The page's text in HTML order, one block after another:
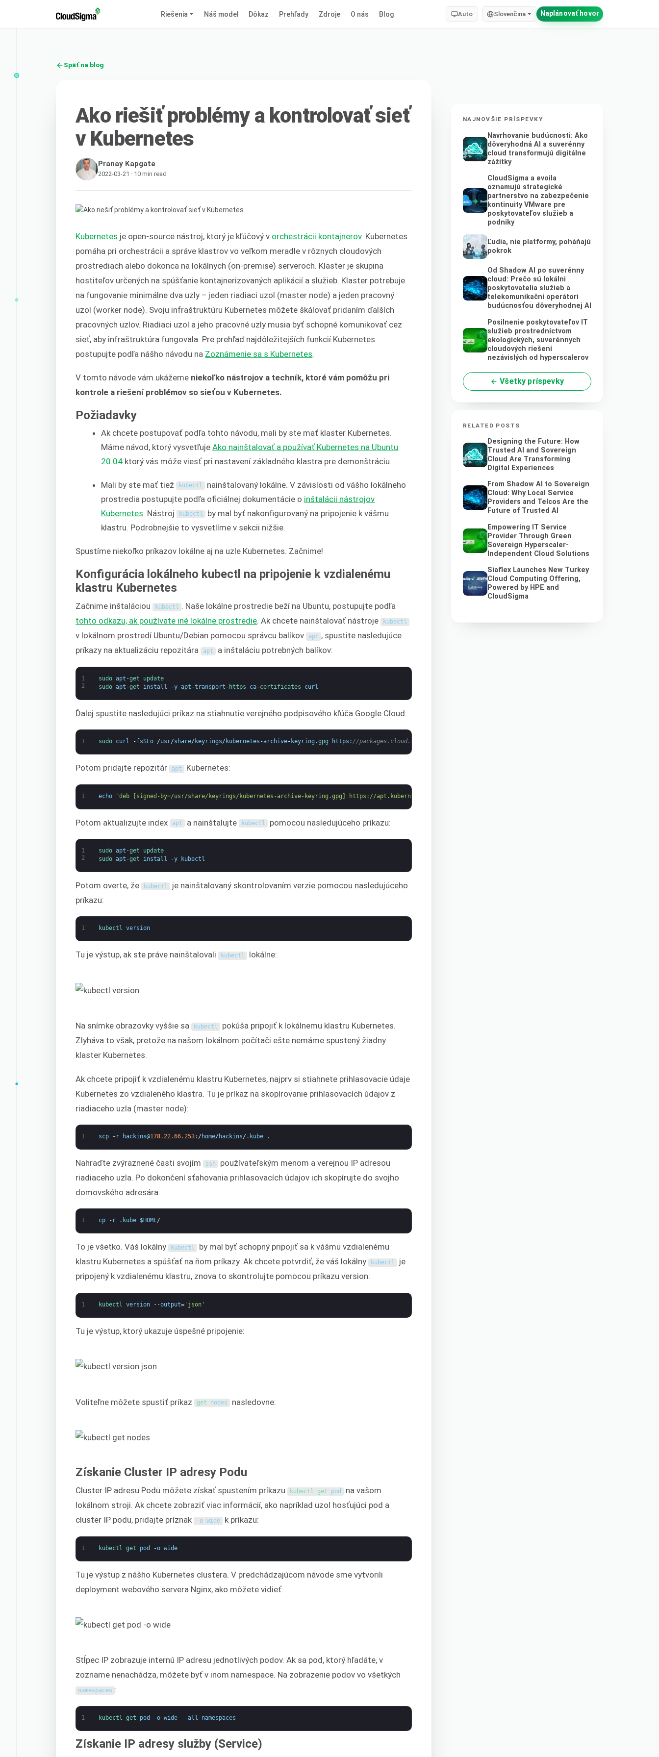
Riešenia Náš model Dôkaz Prehľady Zdroje O nás Blog Auto Slovenčina Naplánovať hovor
Späť na blog
Ako riešiť problémy a kontrolovať sieť
v Kubernetes
Pranay Kapgate
2022-03-21 · 10 min read
Kubernetes je open-source nástroj, ktorý je kľúčový v orchestrácii kontajnerov. Kubernetes
pomáha pri orchestrácii a správe klastrov vo veľkom meradle v rôznych cloudových
prostrediach alebo dokonca na lokálnych (on-premise) serveroch. Klaster je skupina
hostiteľov určených na spúšťanie kontajnerizovaných aplikácií a služieb. Klaster potrebuje
na fungovanie minimálne dva uzly – jeden riadiaci uzol (master node) a jeden pracovný
uzol (worker node). Svoju infraštruktúru Kubernetes môžete škálovať pridaním ďalších
pracovných uzlov. Riadiaci uzol a jeho pracovné uzly musia byť schopné komunikovať cez
sieť, aby infraštruktúra fungovala. Pre prehľad najdôležitejších funkcií Kubernetes
postupujte podľa nášho návodu na Zoznámenie sa s Kubernetes
V tomto návode vám ukážeme niekoľko nástrojov a techník, ktoré vám pomôžu pri
kontrole a riešení problémov so sieťou v Kubernetes.
Požiadavky
Ak chcete postupovať podľa tohto návodu, mali by ste mať klaster Kubernetes.
Máme návod, ktorý vysvetľujeAko nainštalovať a používať Kubernetes na Ubuntu
20.04 ktorý vás môže viesť pri nastavení základného klastra pre demonštráciu.
Mali by ste mať tiež kubectl nainštalovaný lokálne. V závislosti od vášho lokálneho
prostredia postupujte podľa oficiálnej dokumentácie o inštalácii nástrojov
Kubernetes . Nástroj kubectl by mal byť nakonfigurovaný na pripojenie k vášmu
klastru. Podrobnejšie to vysvetlíme v sekcii nižšie.
Spustíme niekoľko príkazov lokálne aj na uzle Kubernetes. Začnime!
Konfigurácia lokálneho kubectl na pripojenie k vzdialenému
klastru Kubernetes
Začnime inštaláciou kubectl . Naše lokálne prostredie beží na Ubuntu, postupujte podľa
tohto odkazu, ak používate iné lokálne prostredie. Ak chcete nainštalovať nástroje kubectl
v lokálnom prostredí Ubuntu/Debian pomocou správcu balíkov apt , spustite nasledujúce
príkazy na aktualizáciu repozitára apt a inštaláciu potrebných balíkov:
1
2
sudo apt -get update
sudo apt -get install -y apt -transport - https ca-certificates curl
Ďalej spustite nasledujúci príkaz na stiahnutie verejného podpisového kľúča Google Cloud:
1 sudo curl -fsSLo /usr/share/ keyrings/ kubernetes -archive- keyring .gpg https : //packages.cloud.google.com/apt/doc/apt-key.gpg
Potom pridajte repozitár apt Kubernetes:
1 echo "deb [signed-by=/usr/share/keyrings/kubernetes-archive-keyring.gpg] https://apt.kubernetes.io/ kubernetes-xenial main"
Potom aktualizujte index apt a nainštalujte kubectl pomocou nasledujúceho príkazu:
1
2
sudo apt -get update
sudo apt -get install -y kubectl
Potom overte, že kubectl je nainštalovaný skontrolovaním verzie pomocou nasledujúceho
príkazu:
1 kubectl version
Tu je výstup, ak ste práve nainštalovali kubectl lokálne:
Na snímke obrazovky vyššie sa kubectl pokúša pripojiť k lokálnemu klastru Kubernetes.
Zlyháva to však, pretože na našom lokálnom počítači ešte nemáme spustený žiadny
klaster Kubernetes.
Ak chcete pripojiť k vzdialenému klastru Kubernetes, najprv si stiahnete prihlasovacie údaje
Kubernetes zo vzdialeného klastra. Tu je príkaz na skopírovanie prihlasovacích údajov z
riadiaceho uzla (master node):
1 scp - r hackins@178.22.66.253: / home/ hackins/ . kube .
Nahraďte zvýraznené časti svojím ssh používateľským menom a verejnou IP adresou
riadiaceho uzla. Po dokončení sťahovania prihlasovacích údajov ich skopírujte do svojho
domovského adresára:
1 cp - r . kube $HOME/
To je všetko. Váš lokálny kubectl by mal byť schopný pripojiť sa k vášmu vzdialenému
klastru Kubernetes a spúšťať na ňom príkazy. Ak chcete potvrdiť, že váš lokálny kubectl je
pripojený k vzdialenému klastru, znova to skontrolujte pomocou príkazu version:
1 kubectl version --output='json'
Tu je výstup, ktorý ukazuje úspešné pripojenie:
Voliteľne môžete spustiť príkaz get nodes nasledovne:
Získanie Cluster IP adresy Podu
Cluster IP adresu Podu môžete získať spustením príkazu kubectl get pod na vašom
lokálnom stroji. Ak chcete zobraziť viac informácií, ako napríklad uzol hosťujúci pod a
cluster IP podu, pridajte príznak - o wide k príkazu:
1 kubectl get pod -o wide
Tu je výstup z nášho Kubernetes clustera. V predchádzajúcom návode sme vytvorili
deployment webového servera Nginx, ako môžete vidieť:
Stĺpec IP zobrazuje internú IP adresu jednotlivých podov. Ak sa pod, ktorý hľadáte, v
zozname nenachádza, môžete byť v inom namespace. Na zobrazenie podov vo všetkých
namespaces :
1 kubectl get pod -o wide --all -namespaces
Získanie IP adresy služby (Service)
NAJNOVŠIE PRÍSPEVKY
Navrhovanie budúcnosti: Ako
dôveryhodná AI a suverénny
cloud transformujú digitálne
zážitky
CloudSigma a evoila
oznamujú strategické
partnerstvo na zabezpečenie
kontinuity VMware pre
poskytovateľov služieb a
podniky
Ľudia, nie platformy, poháňajú
pokrok
Od Shadow AI po suverénny
cloud: Prečo sú lokálni
poskytovatelia služieb a
telekomunikační operátori
budúcnosťou dôveryhodnej AI
Posilnenie poskytovateľov IT
služieb prostredníctvom
ekologických, suverénnych
cloudových riešení
nezávislých od hyperscalerov
Všetky príspevky
RELATED POSTS
Designing the Future: How
Trusted AI and Sovereign
Cloud Are Transforming
Digital Experiences
From Shadow AI to Sovereign
Cloud: Why Local Service
Providers and Telcos Are the
Future of Trusted AI
Empowering IT Service
Provider Through Green
Sovereign Hyperscaler-
Independent Cloud Solutions
Siaflex Launches New Turkey
Cloud Computing Offering,
Powered by HPE and
CloudSigma